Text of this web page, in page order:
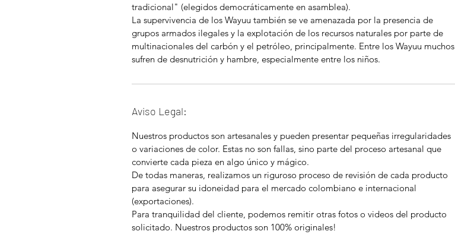
tradicional" (elegidos democráticamente en asamblea).
La supervivencia de los Wayuu también se ve amenazada por la presencia de
grupos armados ilegales y la explotación de los recursos naturales por parte de
multinacionales del carbón y el petróleo, principalmente. Entre los Wayuu muchos
sufren de desnutrición y hambre, especialmente entre los niños.
Aviso Legal:
Nuestros productos son artesanales y pueden presentar pequeñas irregularidades
o variaciones de color. Estas no son fallas, sino parte del proceso artesanal que
convierte cada pieza en algo único y mágico.
De todas maneras, realizamos un riguroso proceso de revisión de cada producto
para asegurar su idoneidad para el mercado colombiano e internacional
(exportaciones).
Para tranquilidad del cliente, podemos remitir otras fotos o videos del producto
solicitado. Nuestros productos son 100% originales!